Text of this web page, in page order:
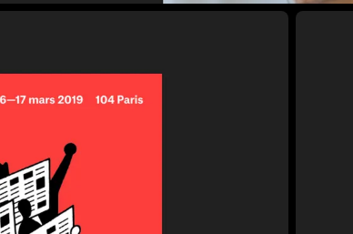
Agrandir